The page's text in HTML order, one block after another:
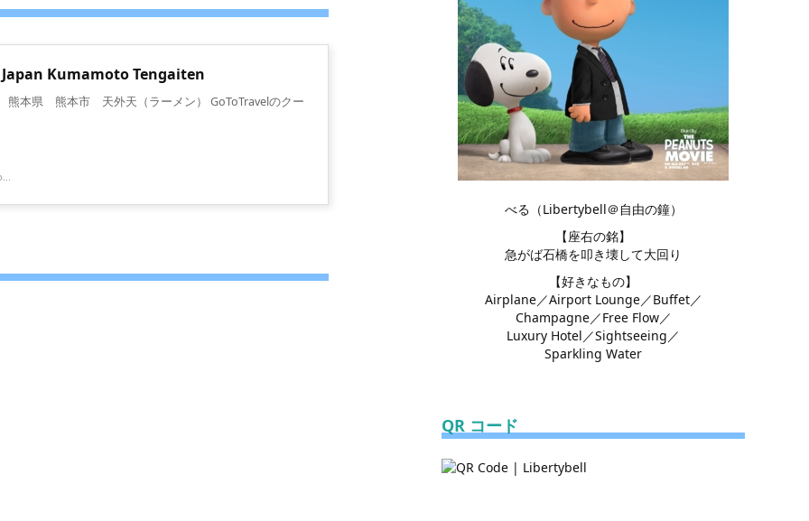
Kumamoto Tengaiten
熊本県 熊本市 天外天（ラーメン） GoToTravelのクー
べる（Libertybell＠自由の鐘）
【座右の銘】
急がば石橋を叩き壊して大回り
【好きなもの】
Airplane／Airport Lounge／Buffet／
Champagne／Free Flow／
Luxury Hotel／Sightseeing／
Sparkling Water
QR コード